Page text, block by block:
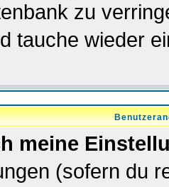
zu
tauche wieder
meine
(sofern du